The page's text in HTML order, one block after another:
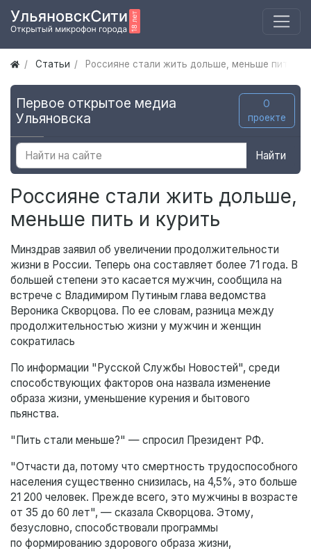
Статьи Россияне стали жить дольше, меньше пить и
Первое открытое медиа
Ульяновска
О
проекте
Найти
Россияне стали жить дольше,
меньше пить и курить
Минздрав заявил об увеличении продолжительности
жизни в России. Теперь она составляет более 71 года. В
большей степени это касается мужчин, сообщила на
встрече с Владимиром Путиным глава ведомства
Вероника Скворцова. По ее словам, разница между
продолжительностью жизни у мужчин и женщин
сократилась
По информации "Русской Службы Новостей", среди
способствующих факторов она назвала изменение
образа жизни, уменьшение курения и бытового
пьянства.
"Пить стали меньше?" — спросил Президент РФ.
"Отчасти да, потому что смертность трудоспособного
населения существенно снизилась, на 4,5%, это больше
21 200 человек. Прежде всего, это мужчины в возрасте
от 35 до 60 лет", — сказала Скворцова. Этому,
безусловно, способствовали программы
по формированию здорового образа жизни,